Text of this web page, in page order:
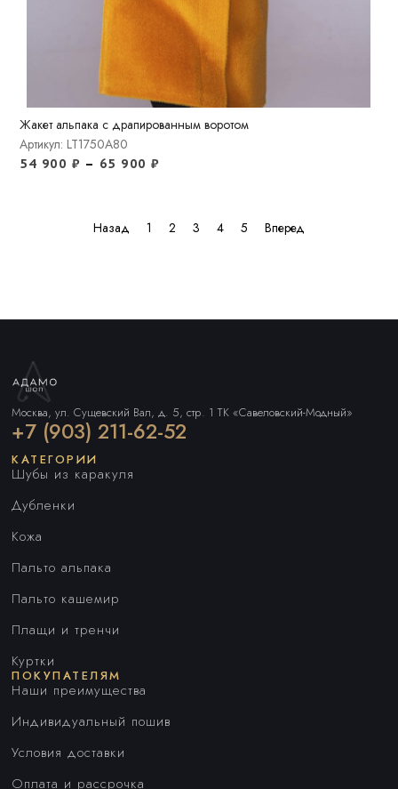
Жакет альпака с драпированным воротом
Артикул: LT1750A80
54 900 ₽ – 65 900₽
Назад 1 2 3 4 5 Вперед
Москва, ул. Сущевский Вал, д. 5, стр. 1 ТК «Савеловский-Модный»
+7 (903) 211-62-52
КАТЕГОРИИ
Шубы из каракуля
Дубленки
Кожа
Пальто альпака
Пальто кашемир
Плащи и тренчи
Куртки
ПОКУПАТЕЛЯМ
Наши преимущества
Индивидуальный пошив
Условия доставки
Оплата и рассрочка